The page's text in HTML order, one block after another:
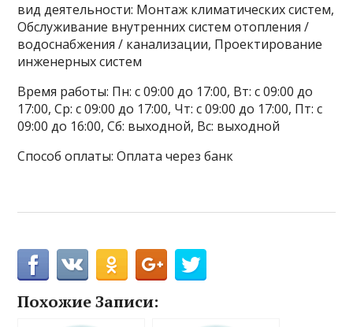
вид деятельности: Монтаж климатических систем,
Обслуживание внутренних систем отопления /
водоснабжения / канализации, Проектирование
инженерных систем
Время работы: Пн: с 09:00 до 17:00, Вт: с 09:00 до
17:00, Ср: с 09:00 до 17:00, Чт: с 09:00 до 17:00, Пт: с
09:00 до 16:00, Сб: выходной, Вс: выходной
Способ оплаты: Оплата через банк
Похожие Записи: